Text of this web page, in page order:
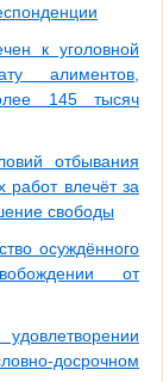
к уголовной
алиментов,
145 тысяч
отбывания
работ влечёт за
свободы
осуждённого
от
досрочном